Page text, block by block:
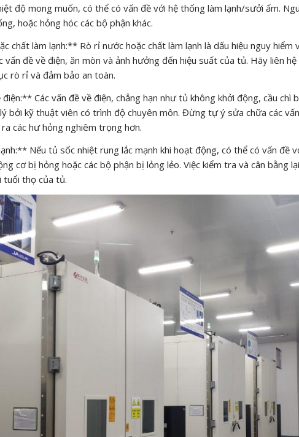
độ mong muốn, có thể có vấn đề với hệ thống làm lạnh/sưởi ấm.
hoặc hỏng hóc các bộ phận khác.
chất làm lạnh:** Rò rỉ nước hoặc chất làm lạnh là dấu hiệu nguy
vấn đề về điện, ăn mòn và ảnh hưởng đến hiệu suất của tủ. Hãy liên
rò rỉ và đảm bảo an toàn.
Các vấn đề về điện, chẳng hạn như tủ không khởi động, cầu chì
bởi kỹ thuật viên có trình độ chuyên môn. Đừng tự ý sửa chữa các
các hư hỏng nghiêm trọng hơn.
Nếu tủ sốc nhiệt rung lắc mạnh khi hoạt động, có thể có vấn đề
cơ bị hỏng hoặc các bộ phận bị lỏng lẻo. Việc kiểm tra và cân bằng
tuổi thọ của tủ.